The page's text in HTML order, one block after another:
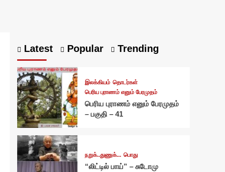
Latest Popular Trending
இலக்கியம் தொடர்கள்
பெரிய புராணம் எனும் பேரமுதம்
பெரிய புராணம் எனும் பேரமுதம்
– பகுதி – 41
நறுக்..துணுக்... பொது
“லிட்டில் பாய்” – சுடோமு